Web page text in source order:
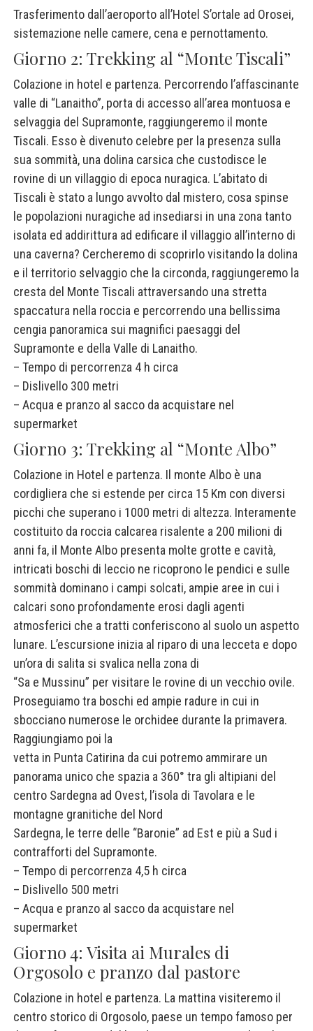
Trasferimento dall’aeroporto all’Hotel S’ortale ad Orosei,
sistemazione nelle camere, cena e pernottamento.
Giorno 2: Trekking al “Monte Tiscali”
Colazione in hotel e partenza. Percorrendo l’affascinante
valle di “Lanaitho”, porta di accesso all’area montuosa e
selvaggia del Supramonte, raggiungeremo il monte
Tiscali. Esso è divenuto celebre per la presenza sulla
sua sommità, una dolina carsica che custodisce le
rovine di un villaggio di epoca nuragica. L’abitato di
Tiscali è stato a lungo avvolto dal mistero, cosa spinse
le popolazioni nuragiche ad insediarsi in una zona tanto
isolata ed addirittura ad edificare il villaggio all’interno di
una caverna? Cercheremo di scoprirlo visitando la dolina
e il territorio selvaggio che la circonda, raggiungeremo la
cresta del Monte Tiscali attraversando una stretta
spaccatura nella roccia e percorrendo una bellissima
cengia panoramica sui magnifici paesaggi del
Supramonte e della Valle di Lanaitho.
– Tempo di percorrenza 4 h circa
– Dislivello 300 metri
– Acqua e pranzo al sacco da acquistare nel
supermarket
Giorno 3: Trekking al “Monte Albo”
Colazione in Hotel e partenza. Il monte Albo è una
cordigliera che si estende per circa 15 Km con diversi
picchi che superano i 1000 metri di altezza. Interamente
costituito da roccia calcarea risalente a 200 milioni di
anni fa, il Monte Albo presenta molte grotte e cavità,
intricati boschi di leccio ne ricoprono le pendici e sulle
sommità dominano i campi solcati, ampie aree in cui i
calcari sono profondamente erosi dagli agenti
atmosferici che a tratti conferiscono al suolo un aspetto
lunare. L’escursione inizia al riparo di una lecceta e dopo
un’ora di salita si svalica nella zona di
“Sa e Mussinu” per visitare le rovine di un vecchio ovile.
Proseguiamo tra boschi ed ampie radure in cui in
sbocciano numerose le orchidee durante la primavera.
Raggiungiamo poi la
vetta in Punta Catirina da cui potremo ammirare un
panorama unico che spazia a 360° tra gli altipiani del
centro Sardegna ad Ovest, l’isola di Tavolara e le
montagne granitiche del Nord
Sardegna, le terre delle “Baronie” ad Est e più a Sud i
contrafforti del Supramonte.
– Tempo di percorrenza 4,5 h circa
– Dislivello 500 metri
– Acqua e pranzo al sacco da acquistare nel
supermarket
Giorno 4: Visita ai Murales di
Orgosolo e pranzo dal pastore
Colazione in hotel e partenza. La mattina visiteremo il
centro storico di Orgosolo, paese un tempo famoso per